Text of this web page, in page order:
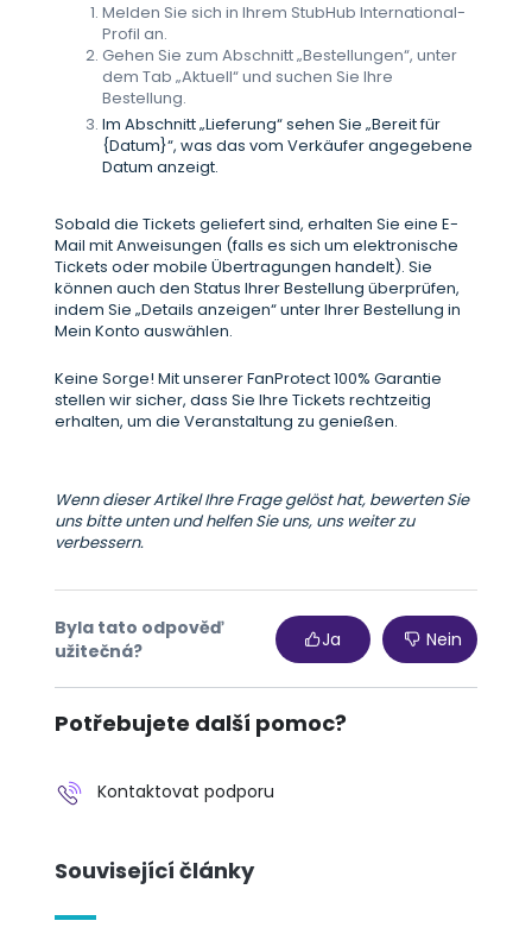
Melden Sie sich in Ihrem StubHub International-
Profil an.
Gehen Sie zum Abschnitt „Bestellungen“, unter
dem Tab „Aktuell“ und suchen Sie Ihre
Bestellung.
Im Abschnitt „Lieferung“ sehen Sie „Bereit für
{Datum}“, was das vom Verkäufer angegebene
Datum anzeigt.
Sobald die Tickets geliefert sind, erhalten Sie eine E-
Mail mit Anweisungen (falls es sich um elektronische
Tickets oder mobile Übertragungen handelt). Sie
können auch den Status Ihrer Bestellung überprüfen,
indem Sie „Details anzeigen“ unter Ihrer Bestellung in
Mein Konto auswählen.
Keine Sorge! Mit unserer FanProtect 100% Garantie
stellen wir sicher, dass Sie Ihre Tickets rechtzeitig
erhalten, um die Veranstaltung zu genießen.
Wenn dieser Artikel Ihre Frage gelöst hat, bewerten Sie
uns bitte unten und helfen Sie uns, uns weiter zu
verbessern.
Byla tato odpověď
užitečná?
Ja Nein
Potřebujete další pomoc?
Kontaktovat podporu
Související články